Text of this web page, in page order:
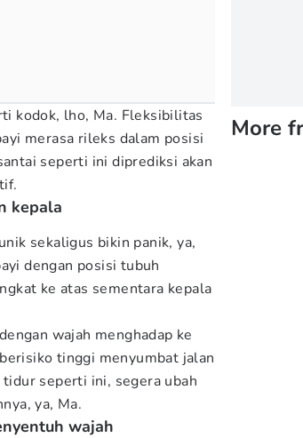
kodok, lho, Ma. Fleksibilitas
merasa rileks dalam posisi
seperti ini diprediksi akan
kepala
sekaligus bikin panik, ya,
dengan posisi tubuh
ke atas sementara kepala
wajah menghadap ke
tinggi menyumbat jalan
tidur seperti ini, segera ubah
ya, Ma.
wajah
More